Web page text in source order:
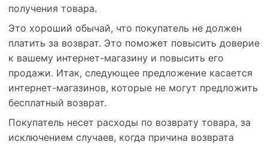
получения товара.
Это хороший обычай, что покупатель не должен
платить за возврат. Это поможет повысить доверие
к вашему интернет-магазину и повысить его
продажи. Итак, следующее предложение касается
интернет-магазинов, которые не могут предложить
бесплатный возврат.
Покупатель несет расходы по возврату товара, за
исключением случаев, когда причина возврата